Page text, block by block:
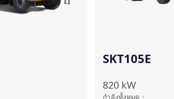
SKT105E
820 kW
กำลังทั้งหมด ：